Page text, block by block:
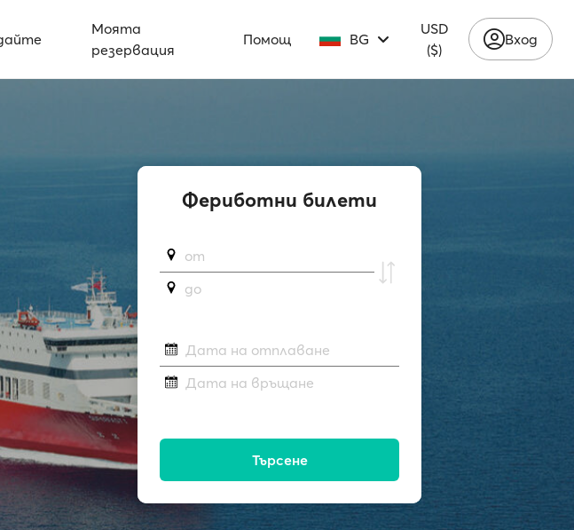
Моята
резервация
Помощ BG
USD
($)
Вход
Фериботни билети
от
до
Дата на отплаване
Дата на връщане
Търсене